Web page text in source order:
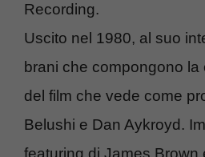
Recording.
Uscito nel 1980, al suo
brani che compongono
del film che vede come
Belushi e Dan Aykroyd.
featuring di James Brown